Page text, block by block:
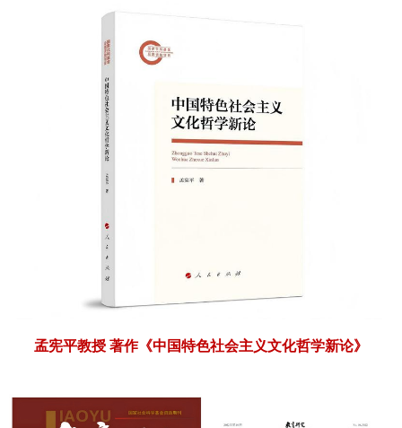
孟宪平教授 著作《中国特色社会主义文化哲学新论》